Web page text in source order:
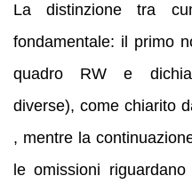
La distinzione tra
fondamentale: il primo
quadro RW e
diverse), come chiarito
, mentre la
le omissioni